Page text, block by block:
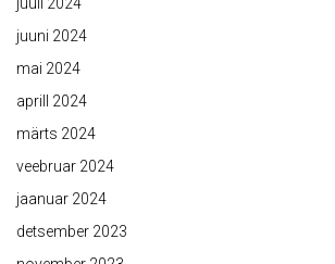
juuni 2024
mai 2024
aprill 2024
märts 2024
veebruar 2024
jaanuar 2024
detsember 2023